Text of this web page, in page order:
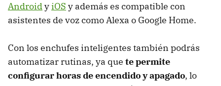
AndroidyiOS y además es compatible con
asistentes de voz como Alexa o Google Home.
Con los enchufes inteligentes también podrás
automatizar rutinas, ya que te permite
configurar horas de encendido y apagado, lo